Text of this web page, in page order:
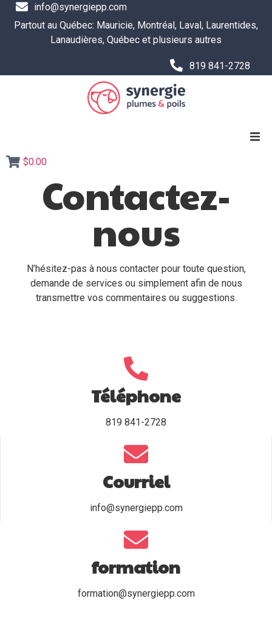
info@synergiepp.com
Partout au Québec: Mauricie, Montréal, Laval, Laurentides,
Lanaudières, Québec et plusieurs autres
819 841-2728
SERVICES
RESSOURCES ET OUTILS
L’ÉQUIPE
Contactez-nous
$0.00
Contactez-
nous
N’hésitez-pas à nous contacter pour toute question,
demande de services ou simplement afin de nous
transmettre vos commentaires ou suggestions.
Téléphone
819 841-2728
Courriel
info@synergiepp.com
formation
formation@synergiepp.com